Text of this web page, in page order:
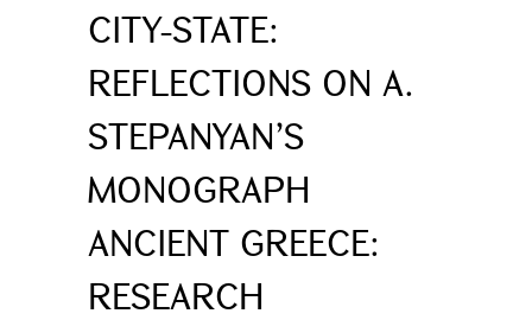
CITY-STATE:
REFLECTIONS ON A.
STEPANYAN’S
MONOGRAPH
ANCIENT GREECE:
RESEARCH